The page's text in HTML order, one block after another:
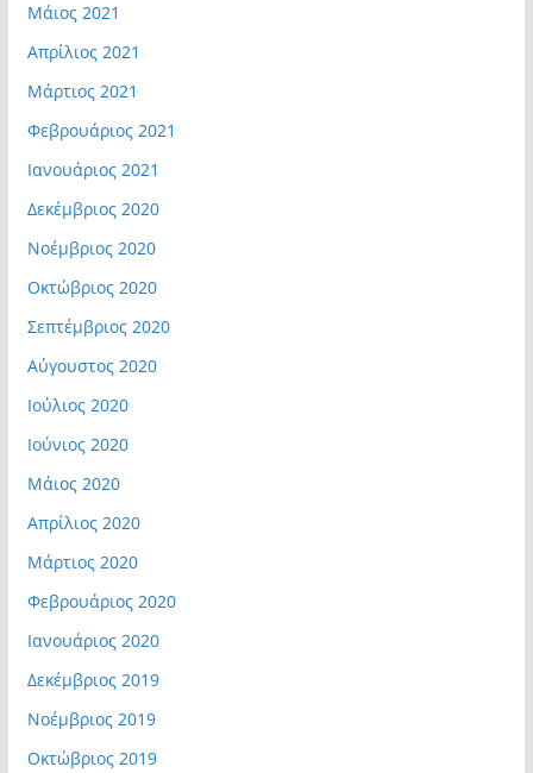
Μάιος 2021
Απρίλιος 2021
Μάρτιος 2021
Φεβρουάριος 2021
Ιανουάριος 2021
Δεκέμβριος 2020
Νοέμβριος 2020
Οκτώβριος 2020
Σεπτέμβριος 2020
Αύγουστος 2020
Ιούλιος 2020
Ιούνιος 2020
Μάιος 2020
Απρίλιος 2020
Μάρτιος 2020
Φεβρουάριος 2020
Ιανουάριος 2020
Δεκέμβριος 2019
Νοέμβριος 2019
Οκτώβριος 2019